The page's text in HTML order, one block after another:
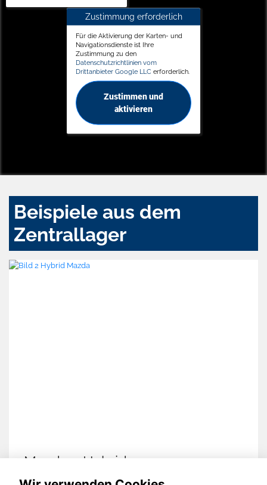
Zustimmung erforderlich
Für die Aktivierung der Karten- und
Navigationsdienste ist Ihre
Zustimmung zu den
Datenschutzrichtlinien vom
Drittanbieter Google LLC erforderlich.
Zustimmen und
aktivieren
Beispiele aus dem
Zentrallager
Mazda 2 Hybrid